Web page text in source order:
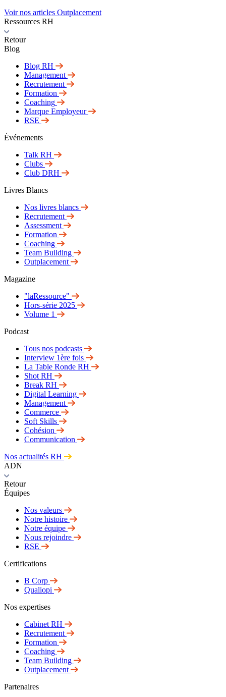
Voir nos articles Outplacement
Ressources RH
Retour
Blog
Blog RH
Management
Recrutement
Formation
Coaching
Marque Employeur
RSE
Événements
Talk RH
Clubs
Club DRH
Livres Blancs
Nos livres blancs
Recrutement
Assessment
Formation
Coaching
Team Building
Outplacement
Magazine
"laRessource"
Hors-série 2025
Volume 1
Podcast
Tous nos podcasts
Interview 1ère fois
La Table Ronde RH
Shot RH
Break RH
Digital Learning
Management
Commerce
Soft Skills
Cohésion
Communication
Nos actualités RH
ADN
Retour
Équipes
Nos valeurs
Notre histoire
Notre équipe
Nous rejoindre
RSE
Certifications
B Corp
Qualiopi
Nos expertises
Cabinet RH
Recrutement
Formation
Coaching
Team Building
Outplacement
Partenaires